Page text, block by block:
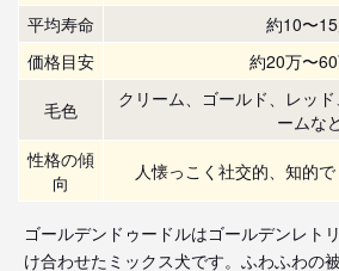
平均寿命
約10〜
価格目安
約20万〜
毛色
クリーム、ゴールド、レッ
ームな
性格の傾
向
人懐っこく社交的、知的
ゴールデンドゥードルはゴールデンレト
け合わせたミックス犬です。ふわふわの